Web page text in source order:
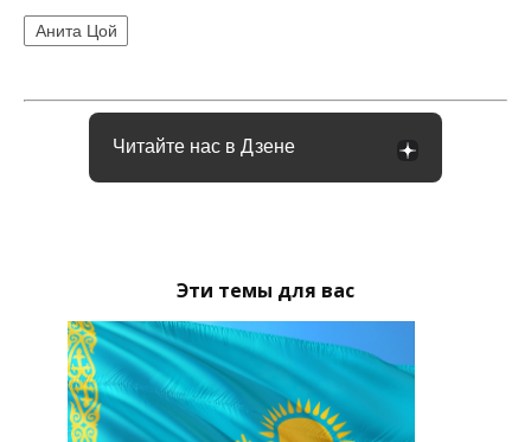
Анита Цой
Читайте нас в Дзене
Эти темы для вас